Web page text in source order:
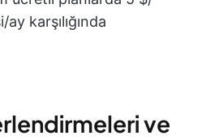
ay karşılığında
ve